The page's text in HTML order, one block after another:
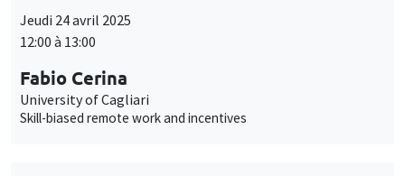
Jeudi 24 avril 2025
12:00 à 13:00
Fabio Cerina
University of Cagliari
Skill-biased remote work and incentives